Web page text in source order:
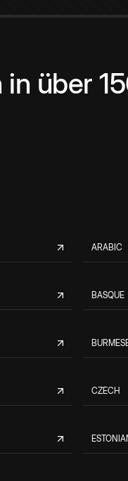
über
ARABIC
BASQUE
CZECH